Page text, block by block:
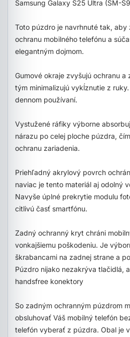
Samsung Galaxy S25 Ultra (SM-
Toto púzdro je navrhnuté tak,
ochranu mobilného telefónu a
elegantným dojmom.
Gumové okraje zvyšujú ochranu a
tým minimalizujú vykĺznutie z
dennom používaní.
Vystužené ráfiky výborne
nárazu po celej ploche púzdra,
ochranu zariadenia.
Priehľadný akrylový povrch
naviac je tento materiál aj odolný
Navyše úplné prekrytie modulu
citlivú časť smartfónu.
Zadný ochranný kryt chráni
vonkajšiemu poškodeniu. Je
škrabancami na zadnej strane a
Púzdro nijako nezakrýva tlačidlá,
handsfree konektory
So zadným ochranným púzdrom
obsluhovať Váš mobilný telefón
telefón vyberať z púzdra. Obal je